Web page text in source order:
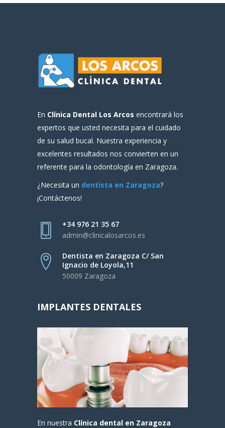
En Clínica Dental Los Arcos encontrará los
expertos que usted necesita para el cuidado
de su salud bucal. Nuestra experiencia y
excelentes resultados nos convierten en un
referente para la odontología en Zaragoza.
¿Necesita un dentista en Zaragoza?
¡Contáctenos!
+34 976 21 35 67
admin@clinicalosarcos.es
Dentista en Zaragoza C/ San
Ignacio de Loyola,11
50009 Zaragoza
IMPLANTES DENTALES
En nuestra Clínica dental en Zaragoza